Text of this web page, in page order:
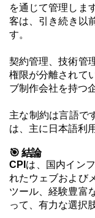
を通じて管理しま
客は、引き続き以
す。
契約管理、技術管
権限が分離されて
ブ制作会社を持つ
主な制約は言語で
は、主に日本語利
🎯 結論
CPI は、国内イン
れたウェブおよび
ツール、経験豊富
って、有力な選択